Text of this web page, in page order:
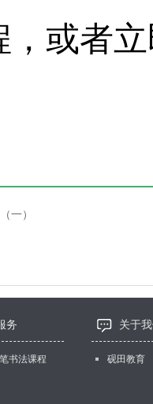
，或者
一）
务
书法课程
关于
砚田教育